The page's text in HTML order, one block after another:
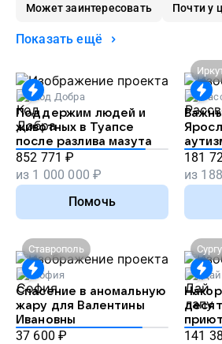
Может заинтересовать Почти у
Показать ещё
Код Добра
Поддержим людей и
животных в Туапсе
после разлива мазута
852 771 ₽
из 1 000 000 ₽
Помочь
181
из
Ставрополь
София
Спасение в аномальную
жару для Валентины
Ивановны
37 600 ₽
Дай
141